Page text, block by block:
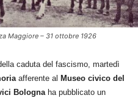
Maggiore – 31 ottobre 1926
caduta del fascismo, martedì
afferente al Museo civico del
Bolognaha pubblicato un